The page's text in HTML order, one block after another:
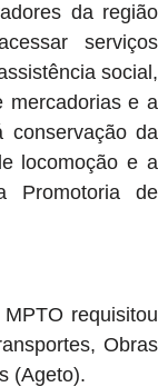
da região
serviços
social,
mercadorias e a
conservação da
locomoção e a
Promotoria de
requisitou
Obras
(Ageto).